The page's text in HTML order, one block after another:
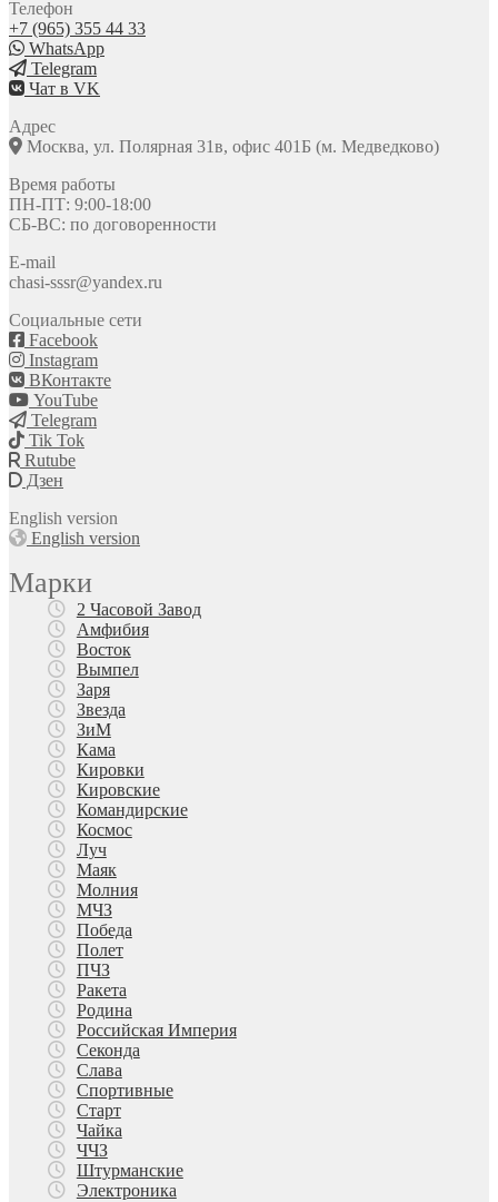
Телефон
+7 (965) 355 44 33
WhatsApp
Telegram
Чат в VK
Адрес
Москва, ул. Полярная 31в, офис 401Б (м. Медведково)
Время работы
ПН-ПТ: 9:00-18:00
СБ-ВС: по договоренности
E-mail
chasi-sssr@yandex.ru
Социальные сети
Facebook
Instagram
ВКонтакте
YouTube
Telegram
Tik Tok
Rutube
Дзен
English version
English version
Марки
2 Часовой Завод
Амфибия
Восток
Вымпел
Заря
Звезда
ЗиМ
Кама
Кировки
Кировские
Командирские
Космос
Луч
Маяк
Молния
МЧЗ
Победа
Полет
ПЧЗ
Ракета
Родина
Российская Империя
Секонда
Слава
Спортивные
Старт
Чайка
ЧЧЗ
Штурманские
Электроника